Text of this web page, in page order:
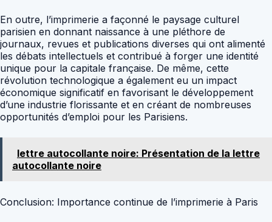
En outre, l’imprimerie a façonné le paysage culturel
parisien en donnant naissance à une pléthore de
journaux, revues et publications diverses qui ont alimenté
les débats intellectuels et contribué à forger une identité
unique pour la capitale française. De même, cette
révolution technologique a également eu un impact
économique significatif en favorisant le développement
d’une industrie florissante et en créant de nombreuses
opportunités d’emploi pour les Parisiens.
lettre autocollante noire: Présentation de la lettre
autocollante noire
Conclusion: Importance continue de l’imprimerie à Paris